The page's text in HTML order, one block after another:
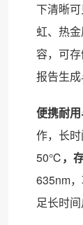
下清晰
虹、热
容，可
报告生成
便携耐
作，长
50℃，
635nm
足长时间